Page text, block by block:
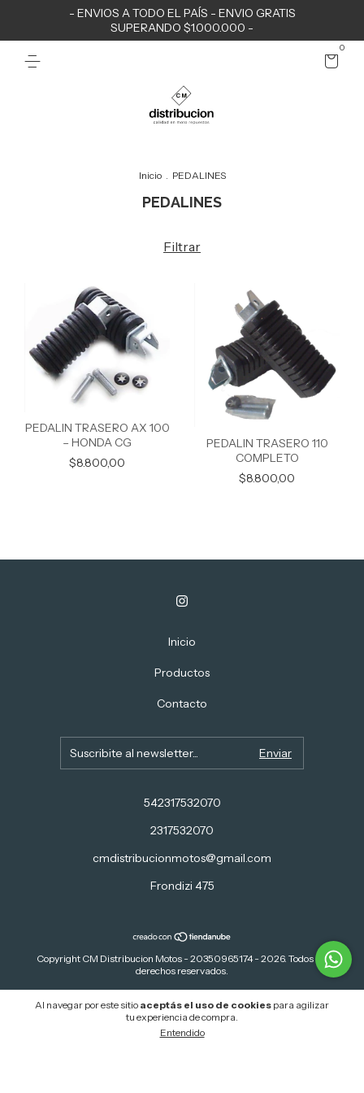
- ENVIOS A TODO EL PAÍS - ENVIO GRATIS
SUPERANDO $1.000.000 -
0
Al navegar por este sitio aceptás el uso de cookies para agilizar
tu experiencia de compra.
Entendido
Inicio . PEDALINES
PEDALINES
Filtrar
PEDALIN TRASERO AX 100
– HONDA CG
$8.800,00
PEDALIN TRASERO 110
COMPLETO
$8.800,00
Inicio
Productos
Contacto
542317532070
2317532070
cmdistribucionmotos@gmail.com
Frondizi 475
Copyright CM Distribucion Motos - 20350965174 - 2026. Todos los
derechos reservados.
Botón de arrepentimiento